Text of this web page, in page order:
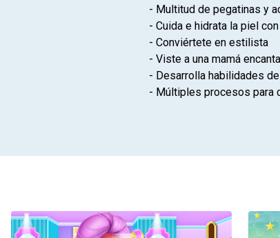
- Multitud de pegatinas y
- Cuida e hidrata la piel
- Conviértete en estilista
- Viste a una mamá
- Desarrolla habilidades
- Múltiples procesos para